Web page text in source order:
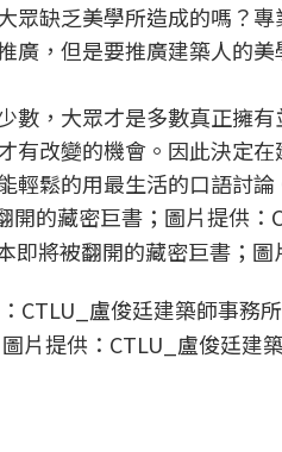
眾缺乏美學所造成的嗎？
廣，但是要推廣建築人的
數，大眾才是多數真正擁
有改變的機會。因此決定
輕鬆的用最生活的口語討
即將被翻開的藏密巨書；
片提供：CTLU_盧俊廷建